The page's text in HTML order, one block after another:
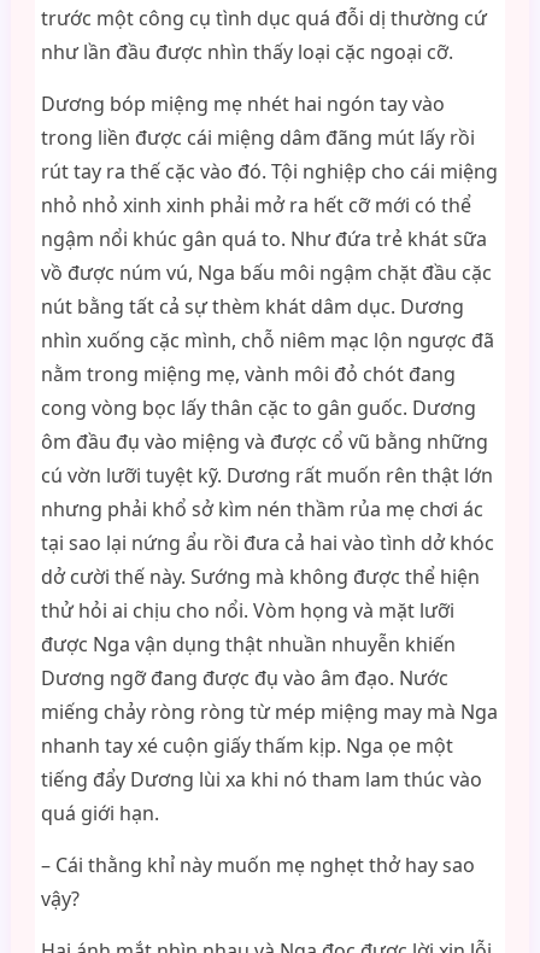
trước một công cụ tình dục quá đỗi dị thường cứ
như lần đầu được nhìn thấy loại cặc ngoại cỡ.
Dương bóp miệng mẹ nhét hai ngón tay vào
trong liền được cái miệng dâm đãng mút lấy rồi
rút tay ra thế cặc vào đó. Tội nghiệp cho cái miệng
nhỏ nhỏ xinh xinh phải mở ra hết cỡ mới có thể
ngậm nổi khúc gân quá to. Như đứa trẻ khát sữa
vồ được núm vú, Nga bấu môi ngậm chặt đầu cặc
nút bằng tất cả sự thèm khát dâm dục. Dương
nhìn xuống cặc mình, chỗ niêm mạc lộn ngược đã
nằm trong miệng mẹ, vành môi đỏ chót đang
cong vòng bọc lấy thân cặc to gân guốc. Dương
ôm đầu đụ vào miệng và được cổ vũ bằng những
cú vờn lưỡi tuyệt kỹ. Dương rất muốn rên thật lớn
nhưng phải khổ sở kìm nén thầm rủa mẹ chơi ác
tại sao lại nứng ẩu rồi đưa cả hai vào tình dở khóc
dở cười thế này. Sướng mà không được thể hiện
thử hỏi ai chịu cho nổi. Vòm họng và mặt lưỡi
được Nga vận dụng thật nhuần nhuyễn khiến
Dương ngỡ đang được đụ vào âm đạo. Nước
miếng chảy ròng ròng từ mép miệng may mà Nga
nhanh tay xé cuộn giấy thấm kịp. Nga ọe một
tiếng đẩy Dương lùi xa khi nó tham lam thúc vào
quá giới hạn.
– Cái thằng khỉ này muốn mẹ nghẹt thở hay sao
vậy?